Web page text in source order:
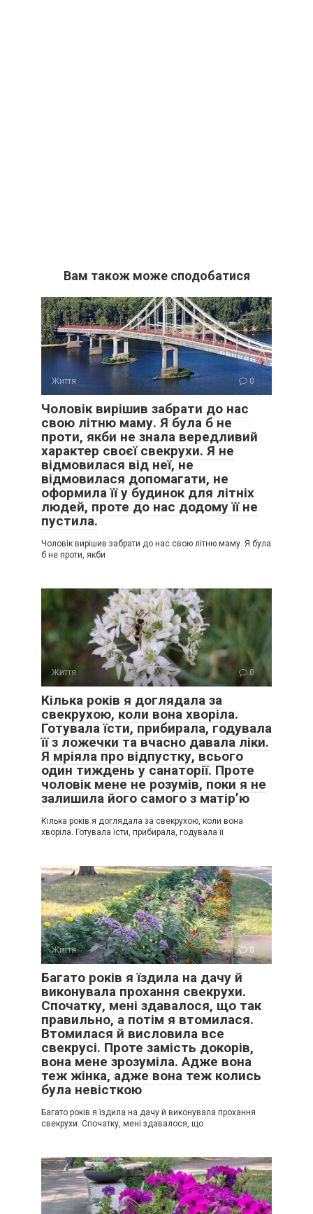
Вам також може сподобатися
Життя 0
Чоловік вирішив забрати до нас
свою літню маму. Я була б не
проти, якби не знала вередливий
характер своєї свекрухи. Я не
відмовилася від неї, не
відмовилася допомагати, не
оформила її у будинок для літніх
людей, проте до нас додому її не
пустила.
Чоловік вирішив забрати до нас свою літню маму. Я була
б не проти, якби
Життя 0
Кілька років я доглядала за
свекрухою, коли вона хворіла.
Готувала їсти, прибирала, годувала
її з ложечки та вчасно давала ліки.
Я мріяла про відпустку, всього
один тиждень у санаторії. Проте
чоловік мене не розумів, поки я не
залишила його самого з матір’ю
Кілька років я доглядала за свекрухою, коли вона
хворіла. Готувала їсти, прибирала, годувала її
Життя 0
Багато років я їздила на дачу й
виконувала прохання свекрухи.
Спочатку, мені здавалося, що так
правильно, а потім я втомилася.
Втомилася й висловила все
свекрусі. Проте замість докорів,
вона мене зрозуміла. Адже вона
теж жінка, адже вона теж колись
була невісткою
Багато років я їздила на дачу й виконувала прохання
свекрухи. Спочатку, мені здавалося, що